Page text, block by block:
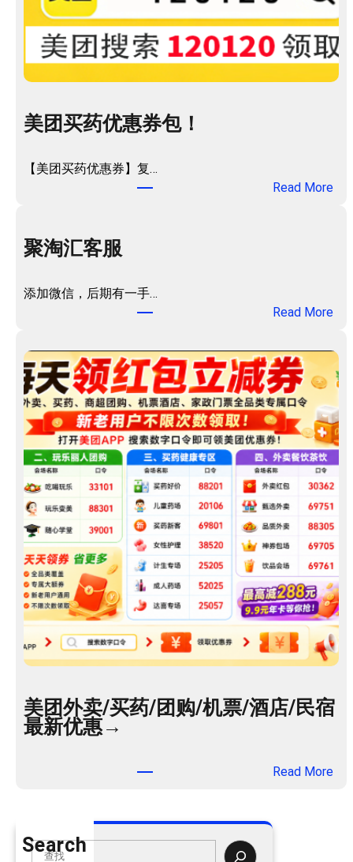
美团买药优惠券包！
【美团买药优惠券】复…
Read More：
券
！
聚淘汇客服
添加微信，后期有一手…
Read More：
淘
汇
客
服
美团外卖/买药/团购/机票/酒店/民宿
最新优惠→
Read More：
Search
S